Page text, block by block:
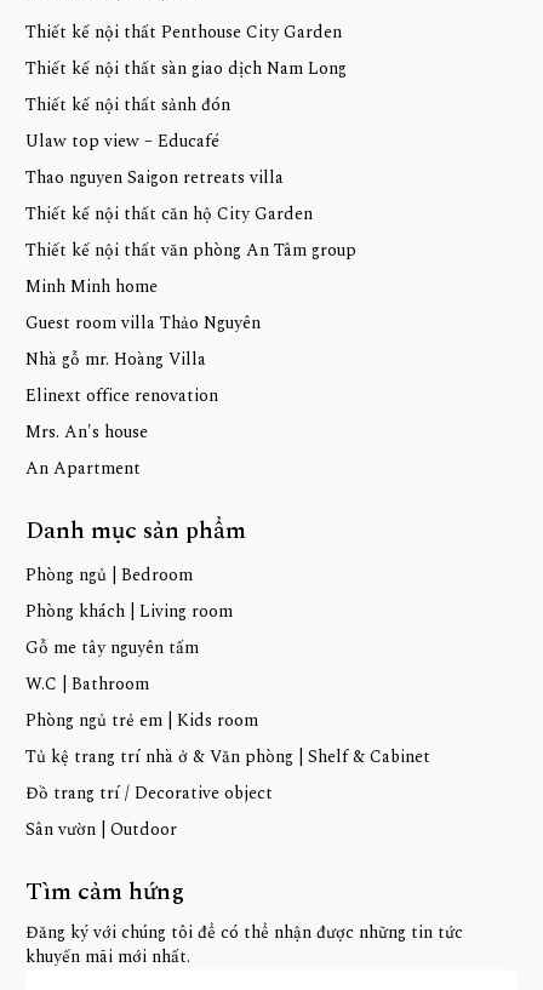
Thiết kế nội thất Penthouse City Garden
Thiết kế nội thất sàn giao dịch Nam Long
Thiết kế nội thất sảnh đón
Ulaw top view – Educafé
Thao nguyen Saigon retreats villa
Thiết kế nội thất căn hộ City Garden
Thiết kế nội thất văn phòng An Tâm group
Minh Minh home
Guest room villa Thảo Nguyên
Nhà gỗ mr. Hoàng Villa
Elinext office renovation
Mrs. An's house
An Apartment
Danh mục sản phẩm
Phòng ngủ | Bedroom
Phòng khách | Living room
Gỗ me tây nguyên tấm
W.C | Bathroom
Phòng ngủ trẻ em | Kids room
Tủ kệ trang trí nhà ở & Văn phòng | Shelf & Cabinet
Đồ trang trí / Decorative object
Sân vườn | Outdoor
Tìm cảm hứng
Đăng ký với chúng tôi để có thể nhận được những tin tức
khuyến mãi mới nhất.